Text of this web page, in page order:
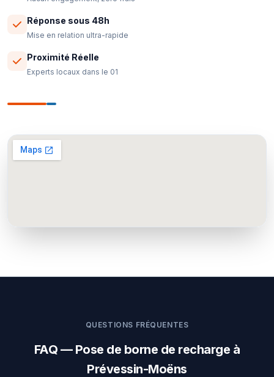
Réponse sous 48h
Mise en relation ultra-rapide
Proximité Réelle
Experts locaux dans le 01
QUESTIONS FRÉQUENTES
FAQ — Pose de borne de recharge à
Prévessin-Moëns